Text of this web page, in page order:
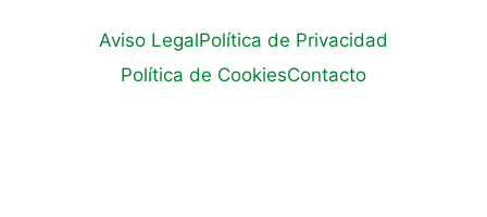
Aviso LegalPolítica de Privacidad
Política de CookiesContacto